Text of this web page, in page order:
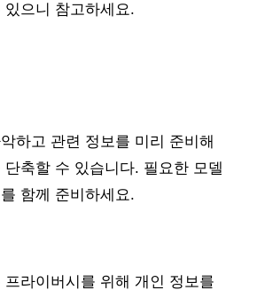
으니 참고하세요.
하고 관련 정보를 미리 준비해
축할 수 있습니다. 필요한 모델
함께 준비하세요.
라이버시를 위해 개인 정보를